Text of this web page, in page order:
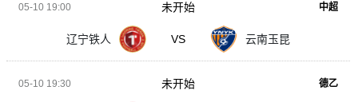
05-10 19:00 中超
辽宁铁人 VS 云南玉昆
未开始
05-10 19:30 德乙
未开始